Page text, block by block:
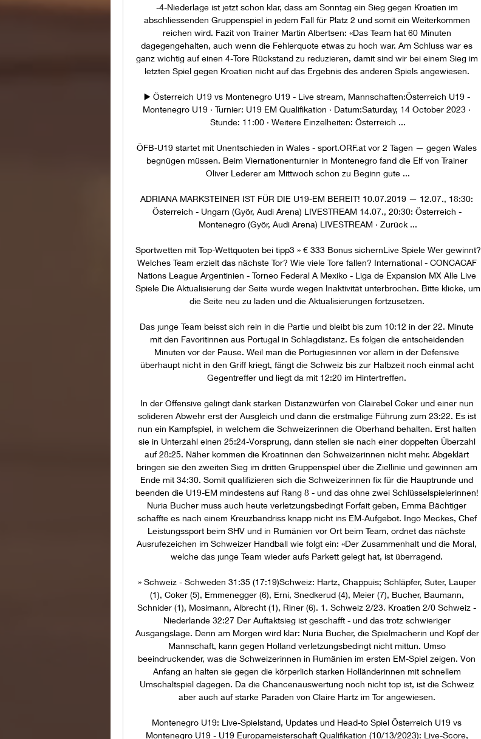
-4-Niederlage ist jetzt schon klar, dass am Sonntag ein Sieg gegen Kroatien im
abschliessenden Gruppenspiel in jedem Fall für Platz 2 und somit ein Weiterkommen
reichen wird. Fazit von Trainer Martin Albertsen: «Das Team hat 60 Minuten
dagegengehalten, auch wenn die Fehlerquote etwas zu hoch war. Am Schluss war es
ganz wichtig auf einen 4-Tore Rückstand zu reduzieren, damit sind wir bei einem Sieg im
letzten Spiel gegen Kroatien nicht auf das Ergebnis des anderen Spiels angewiesen.
▶️ Österreich U19 vs Montenegro U19 - Live stream, Mannschaften:Österreich U19 -
Montenegro U19 · Turnier: U19 EM Qualifikation · Datum:Saturday, 14 October 2023 ·
Stunde: 11:00 · Weitere Einzelheiten: Österreich ...
ÖFB-U19 startet mit Unentschieden in Wales - sport.ORF.at vor 2 Tagen — gegen Wales
begnügen müssen. Beim Viernationenturnier in Montenegro fand die Elf von Trainer
Oliver Lederer am Mittwoch schon zu Beginn gute ...
ADRIANA MARKSTEINER IST FÜR DIE U19-EM BEREIT! 10.07.2019 — 12.07., 18:30:
Österreich - Ungarn (Györ, Audi Arena) LIVESTREAM 14.07., 20:30: Österreich -
Montenegro (Györ, Audi Arena) LIVESTREAM · Zurück ...
Sportwetten mit Top-Wettquoten bei tipp3 » € 333 Bonus sichernLive Spiele Wer gewinnt?
Welches Team erzielt das nächste Tor? Wie viele Tore fallen? International - CONCACAF
Nations League Argentinien - Torneo Federal A Mexiko - Liga de Expansion MX Alle Live
Spiele Die Aktualisierung der Seite wurde wegen Inaktivität unterbrochen. Bitte klicke, um
die Seite neu zu laden und die Aktualisierungen fortzusetzen.
Das junge Team beisst sich rein in die Partie und bleibt bis zum 10:12 in der 22. Minute
mit den Favoritinnen aus Portugal in Schlagdistanz. Es folgen die entscheidenden
Minuten vor der Pause. Weil man die Portugiesinnen vor allem in der Defensive
überhaupt nicht in den Griff kriegt, fängt die Schweiz bis zur Halbzeit noch einmal acht
Gegentreffer und liegt da mit 12:20 im Hintertreffen.
In der Offensive gelingt dank starken Distanzwürfen von Clairebel Coker und einer nun
solideren Abwehr erst der Ausgleich und dann die erstmalige Führung zum 23:22. Es ist
nun ein Kampfspiel, in welchem die Schweizerinnen die Oberhand behalten. Erst halten
sie in Unterzahl einen 25:24-Vorsprung, dann stellen sie nach einer doppelten Überzahl
auf 28:25. Näher kommen die Kroatinnen den Schweizerinnen nicht mehr. Abgeklärt
bringen sie den zweiten Sieg im dritten Gruppenspiel über die Ziellinie und gewinnen am
Ende mit 34:30. Somit qualifizieren sich die Schweizerinnen fix für die Hauptrunde und
beenden die U19-EM mindestens auf Rang 8 - und das ohne zwei Schlüsselspielerinnen!
Nuria Bucher muss auch heute verletzungsbedingt Forfait geben, Emma Bächtiger
schaffte es nach einem Kreuzbandriss knapp nicht ins EM-Aufgebot. Ingo Meckes, Chef
Leistungssport beim SHV und in Rumänien vor Ort beim Team, ordnet das nächste
Ausrufezeichen im Schweizer Handball wie folgt ein: «Der Zusammenhalt und die Moral,
welche das junge Team wieder aufs Parkett gelegt hat, ist überragend.
» Schweiz - Schweden 31:35 (17:19)Schweiz: Hartz, Chappuis; Schläpfer, Suter, Lauper
(1), Coker (5), Emmenegger (6), Erni, Snedkerud (4), Meier (7), Bucher, Baumann,
Schnider (1), Mosimann, Albrecht (1), Riner (6). 1. Schweiz 2/23. Kroatien 2/0 Schweiz -
Niederlande 32:27 Der Auftaktsieg ist geschafft - und das trotz schwieriger
Ausgangslage. Denn am Morgen wird klar: Nuria Bucher, die Spielmacherin und Kopf der
Mannschaft, kann gegen Holland verletzungsbedingt nicht mittun. Umso
beeindruckender, was die Schweizerinnen in Rumänien im ersten EM-Spiel zeigen. Von
Anfang an halten sie gegen die körperlich starken Holländerinnen mit schnellem
Umschaltspiel dagegen. Da die Chancenauswertung noch nicht top ist, ist die Schweiz
aber auch auf starke Paraden von Claire Hartz im Tor angewiesen.
Montenegro U19: Live-Spielstand, Updates und Head-to Spiel Österreich U19 vs
Montenegro U19 - U19 Europameisterschaft Qualifikation (10/13/2023): Live-Score,